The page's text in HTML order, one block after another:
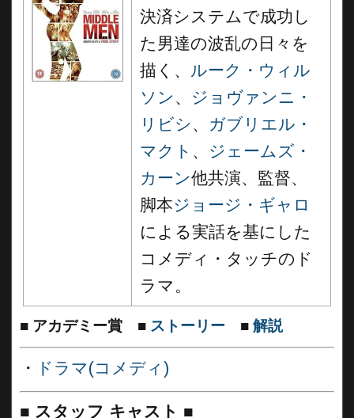
決済システムで成功し
た男達の波乱の日々を
描く、 ルーク・ウィル
ソン 、 ジョヴァンニ・
リビシ、 ガブリエル・
マクト 、 ジェームズ・
カーン他共演、監督、
脚本ジョージ・ギャロ
による実話を基にした
コメディ・タッチのド
ラマ。
■ アカデミー賞 ■ ストーリー ■ 解説
・ ドラマ(コメディ)
■ スタッフ キャスト ■